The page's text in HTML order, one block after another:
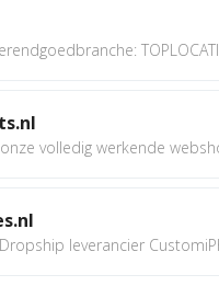
volledig werkende
leverancier